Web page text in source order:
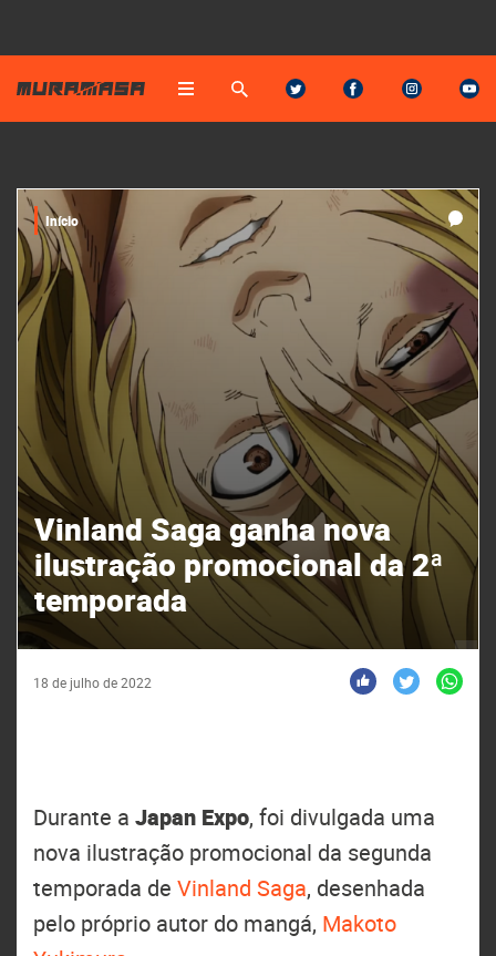
Início
Vinland Saga ganha nova
ilustração promocional da 2ª
temporada
18 de julho de 2022
Durante a Japan Expo, foi divulgada uma
nova ilustração promocional da segunda
temporada de Vinland Saga, desenhada
pelo próprio autor do mangá, Makoto